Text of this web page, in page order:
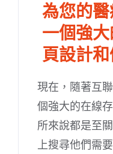
為您的
一個強
頁設計
現在，隨著互
個強大的在線
所來說都是至
上搜尋他們需